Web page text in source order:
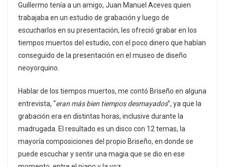
Guillermo tenía a un amigo, Juan Manuel Aceves quien
trabajaba en un estudio de grabación y luego de
escucharlos en su presentación, les ofreció grabar en los
tiempos muertos del estudio, con el poco dinero que habían
conseguido de la presentación en el museo de diseño
neoyorquino.
Hablar de los tiempos muertos, me contó Briseño en alguna
entrevista, “eran más bien tiempos desmayados”, ya que la
grabación era en distintas horas, inclusive durante la
madrugada. El resultado es un disco con 12 temas, la
mayoría composiciones del propio Briseño, en donde se
puede escuchar y sentir una magia que se dio en ese